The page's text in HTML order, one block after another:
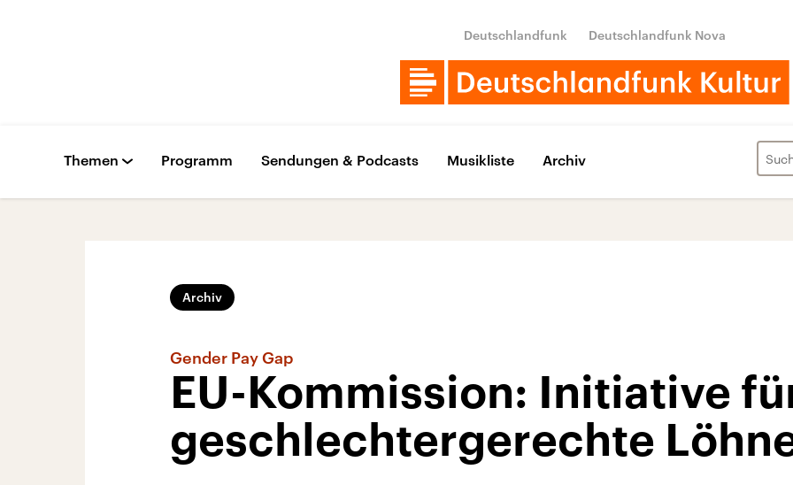
Deutschlandfunk Deutschlandfunk Nova
Themen Programm Sendungen & Podcasts Musikliste Archiv
Archiv
Gender Pay Gap
EU-Kommission: Initiative
geschlechtergerechte